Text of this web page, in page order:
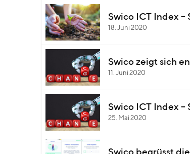
18. Juni 2020
Swico ICT Index
11. Juni 2020
Swico zeigt sich
25. Mai 2020
Swico ICT Index